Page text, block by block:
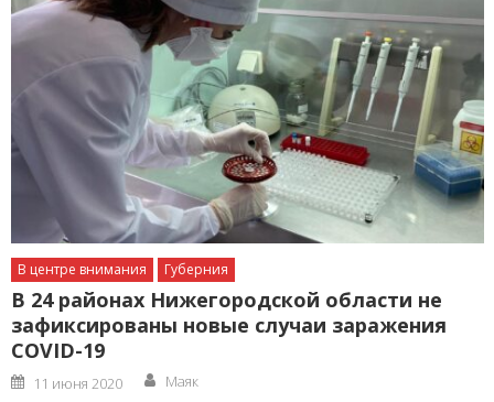
В центре внимания Губерния
В 24 районах Нижегородской области не
зафиксированы новые случаи заражения
COVID-19
Posted
on
11 июня 2020 Author
Маяк